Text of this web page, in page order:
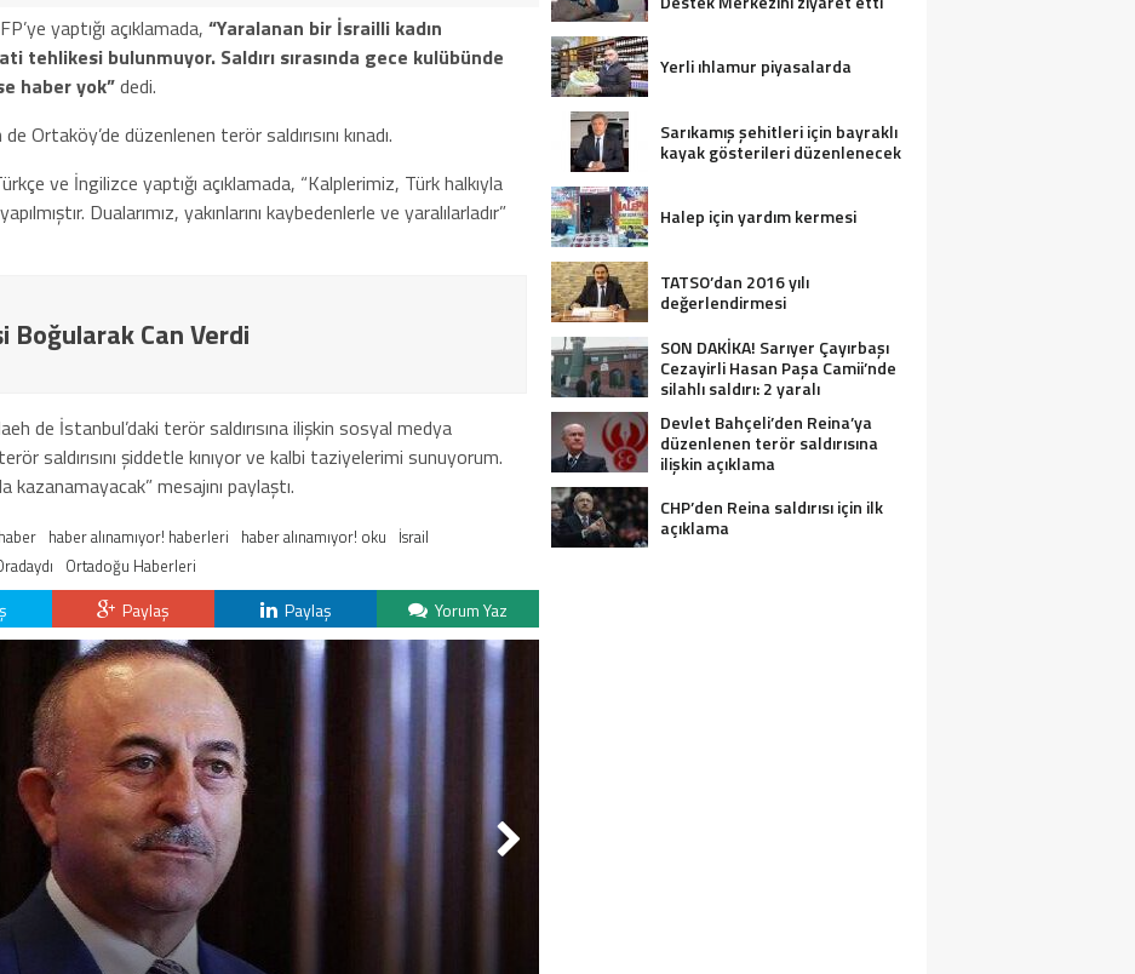
yaptığı açıklamada, “Yaralanan bir İsrailli kadın
tehlikesi bulunmuyor. Saldırı sırasında gece kulübünde
haber yok”dedi.
Ortaköy’de düzenlenen terör saldırısını kınadı.
ve İngilizce yaptığı açıklamada, “Kalplerimiz, Türk halkıyla
Dualarımız, yakınlarını kaybedenlerle ve yaralılarladır”
Boğularak Can Verdi
de İstanbul’daki terör saldırısına ilişkin sosyal medya
saldırısını şiddetle kınıyor ve kalbi taziyelerimi sunuyorum.
kazanamayacak” mesajını paylaştı.
haber haber alınamıyor! haberleri haber alınamıyor! oku İsrail
Ortadoğu Haberleri
Paylaş Paylaş Yorum Yaz
Yerli ıhlamur piyasalarda
Sarıkamış şehitleri için bayraklı
kayak gösterileri düzenlenecek
Halep için yardım kermesi
TATSO’dan 2016 yılı
değerlendirmesi
SON DAKİKA! Sarıyer Çayırbaşı
Cezayirli Hasan Paşa Camii’nde
silahlı saldırı: 2 yaralı
Devlet Bahçeli’den Reina’ya
düzenlenen terör saldırısına
ilişkin açıklama
CHP’den Reina saldırısı için ilk
açıklama